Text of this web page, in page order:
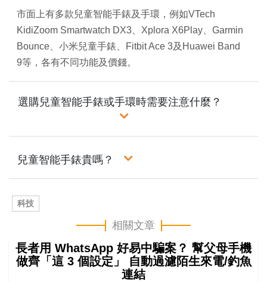
市面上有多款兒童智能手錶及手環，例如VTech
KidiZoom Smartwatch DX3、Xplora X6Play、Garmin
Bounce、小米兒童手錶、Fitbit Ace 3及Huawei Band
9等，各有不同功能及價錢。
選購兒童智能手錶或手環時需要注意什麼？
兒童智能手錶貴嗎？
科技
相關文章
長者用 WhatsApp 好易中騙案？ 幫父母手機
做齊「這 3 個設定」 自動過濾陌生來電/釣魚
連結